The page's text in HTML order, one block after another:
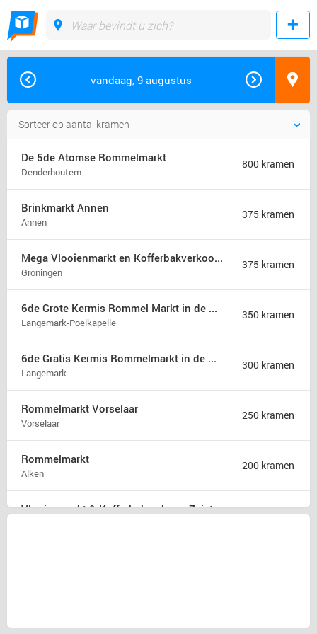
vandaag, 9 augustus
De 5de Atomse Rommelmarkt
Denderhoutem
800 kramen
Brinkmarkt Annen
Annen
375 kramen
Mega Vlooienmarkt en Kofferbakverkoop Groningen (mega markt)
Groningen
375 kramen
6de Grote Kermis Rommel Markt in de Madonna
Langemark-Poelkapelle
350 kramen
6de Gratis Kermis Rommelmarkt in de Madonna
Langemark
300 kramen
Rommelmarkt Vorselaar
Vorselaar
250 kramen
Rommelmarkt
Alken
200 kramen
Vlooienmarkt & Kofferbakverkoop Zeist 175 kramen